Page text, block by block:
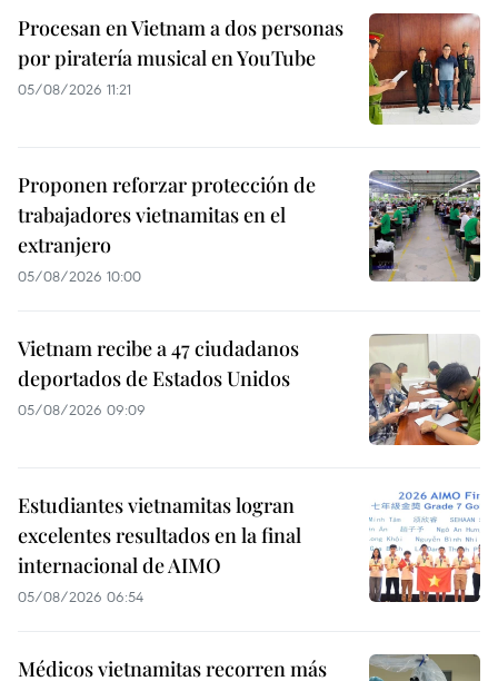
Procesan en Vietnam a dos personas
por piratería musical en YouTube
05/08/2026 11:21
Proponen reforzar protección de
trabajadores vietnamitas en el
extranjero
05/08/2026 10:00
Vietnam recibe a 47 ciudadanos
deportados de Estados Unidos
05/08/2026 09:09
Estudiantes vietnamitas logran
excelentes resultados en la final
internacional de AIMO
05/08/2026 06:54
Médicos vietnamitas recorren más